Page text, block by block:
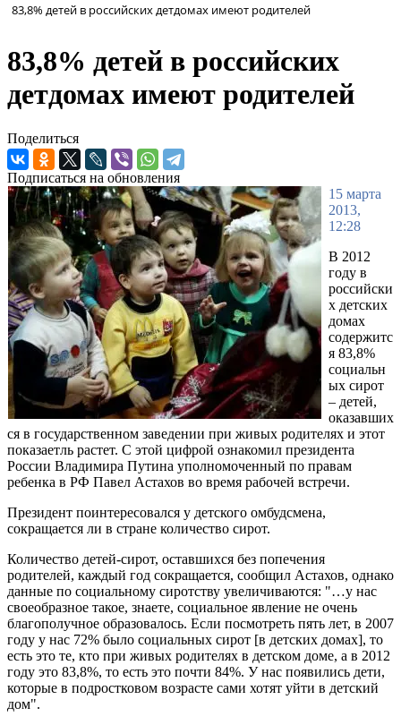
83,8% детей в российских детдомах имеют родителей
83,8% детей в российских
детдомах имеют родителей
Поделиться
Подписаться на обновления
15 марта
2013,
12:28
В 2012
году в
российски
х детских
домах
содержитс
я 83,8%
социальн
ых сирот
– детей,
оказавших
ся в государственном заведении при живых родителях и этот
показаетль растет. С этой цифрой ознакомил президента
России Владимира Путина уполномоченный по правам
ребенка в РФ Павел Астахов во время рабочей встречи.
Президент поинтересовался у детского омбудсмена,
сокращается ли в стране количество сирот.
Количество детей-сирот, оставшихся без попечения
родителей, каждый год сокращается, сообщил Астахов, однако
данные по социальному сиротству увеличиваются: "…у нас
своеобразное такое, знаете, социальное явление не очень
благополучное образовалось. Если посмотреть пять лет, в 2007
году у нас 72% было социальных сирот [в детских домах], то
есть это те, кто при живых родителях в детском доме, а в 2012
году это 83,8%, то есть это почти 84%. У нас появились дети,
которые в подростковом возрасте сами хотят уйти в детский
дом".